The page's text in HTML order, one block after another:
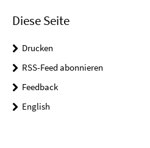
Diese Seite
Drucken
RSS-Feed abonnieren
Feedback
English